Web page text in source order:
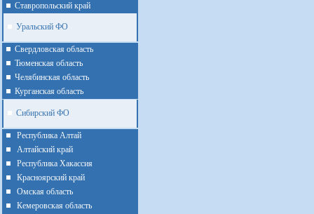
Ставропольский край
Уральский ФО
Cвердловская область
Тюменская область
Челябинская область
Курганская область
Сибирский ФО
Республика Алтай
Алтайcкий край
Республика Хакассия
Красноярский край
Омская область
Кемеровская область